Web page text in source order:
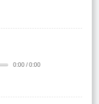
0:00 / 0:00